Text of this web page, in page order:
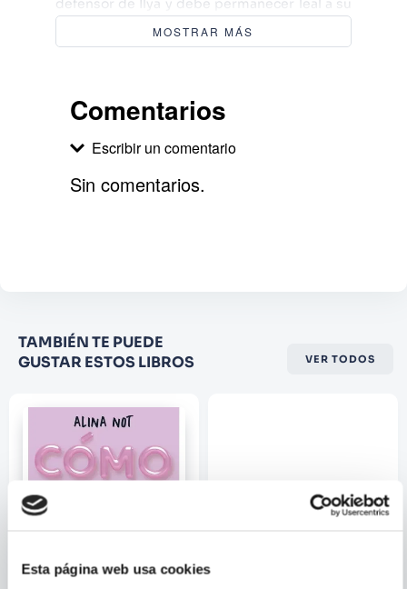
Esta página web usa cookies
defensor de Ilya y debe permanecer leal a su
hermano Kitt, el nuevo rey. Ha prometido
encontrar a Paedyn y llevarla ante la justicia. A
una ciudad sin élites, el equilibrio entre el
deber y el deseo es mortal.
MOSTRAR MÁS
Comentarios
Escribir un comentario
Califique el producto de 1 a 5
estrellas
Su nombre
Correo electrónico
Sin comentarios.
TAMBIÉN TE PUEDE
GUSTAR ESTOS LIBROS
VER TODOS